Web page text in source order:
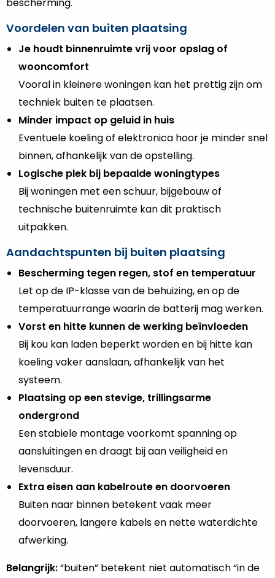
Voordelen van buiten plaatsing
Je houdt binnenruimte vrij voor opslag of
wooncomfort
Vooral in kleinere woningen kan het prettig zijn om
techniek buiten te plaatsen.
Minder impact op geluid in huis
Eventuele koeling of elektronica hoor je minder snel
binnen, afhankelijk van de opstelling.
Logische plek bij bepaalde woningtypes
Bij woningen met een schuur, bijgebouw of
technische buitenruimte kan dit praktisch
uitpakken.
Aandachtspunten bij buiten plaatsing
Bescherming tegen regen, stof en temperatuur
Let op de IP-klasse van de behuizing, en op de
temperatuurrange waarin de batterij mag werken.
Vorst en hitte kunnen de werking beïnvloeden
Bij kou kan laden beperkt worden en bij hitte kan
koeling vaker aanslaan, afhankelijk van het
systeem.
Plaatsing op een stevige, trillingsarme
ondergrond
Een stabiele montage voorkomt spanning op
aansluitingen en draagt bij aan veiligheid en
levensduur.
Extra eisen aan kabelroute en doorvoeren
Buiten naar binnen betekent vaak meer
doorvoeren, langere kabels en nette waterdichte
afwerking.
Belangrijk:“buiten” betekent niet automatisch “in de